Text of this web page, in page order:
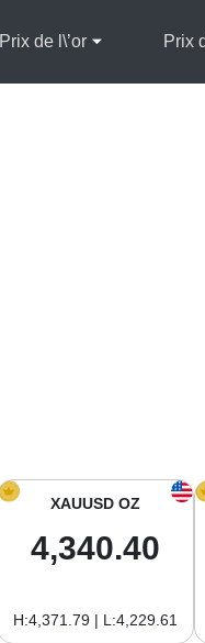
Prix de l\’or Prix
XAUUSD OZ
4,340.40
H:4,371.79 | L:4,229.61